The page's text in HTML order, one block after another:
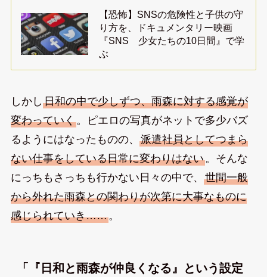
【恐怖】SNSの危険性と子供の守
り方を、ドキュメンタリー映画
『SNS 少女たちの10日間』で学
ぶ
しかし 日和の中で少しずつ、雨森に対する感覚が
変わっていく。ピエロの写真がネットで多少バズ
るようにはなったものの、 派遣社員としてつまら
ない仕事をしている日常に変わりはない。そんな
にっちもさっちも行かない日々の中で、 世間一般
から外れた雨森との関わりが次第に大事なものに
感じられていき……。
「『日和と雨森が仲良くなる』という設定